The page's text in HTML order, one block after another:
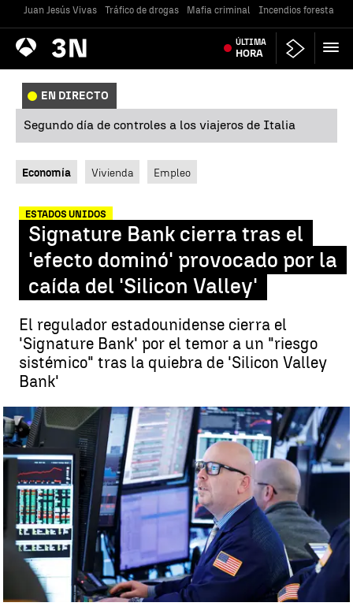
Juan Jesús Vivas Tráfico de drogas Mafia criminal Incendios forestales
Antena
3 Noticias ÚLTIMA
HORA
EN DIRECTO
Segundo día de controles a los viajeros de Italia
Economía Vivienda Empleo
ESTADOS UNIDOS
Signature Bank cierra tras el
'efecto dominó' provocado por la
caída del 'Silicon Valley'
El regulador estadounidense cierra el
'Signature Bank' por el temor a un "riesgo
sistémico" tras la quiebra de 'Silicon Valley
Bank'